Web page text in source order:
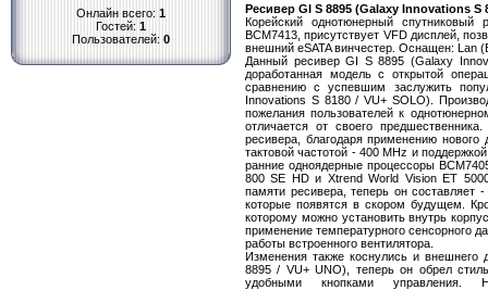
Онлайн всего: 1
Гостей: 1
Пользователей: 0
Ресивер GI S 8895 (Galaxy Innovations S
Корейский однотюнерный
BCM7413, присутствует VFD дисплей,
внешний eSATA винчестер. Оснащен: Lan
Данный ресивер GI S 8895 (Galaxy
доработанная модель с открытой
сравнению с успевшим заслужить
Innovations S 8180 / VU+ SOLO).
пожелания пользователей к
отличается от своего
ресивера, благодаря применению
тактовой частотой - 400 MHz и
ранние одноядерные процессоры
800 SE HD и Xtrend World Vision ET
памяти ресивера, теперь он составляет
которые появятся в скором будущем.
которому можно установить внутрь
применение температурного сенсорного
работы встроенного вентилятора.
Изменения также коснулись и внешнего
8895 / VU+ UNO), теперь он обрел
удобными кнопками управления.